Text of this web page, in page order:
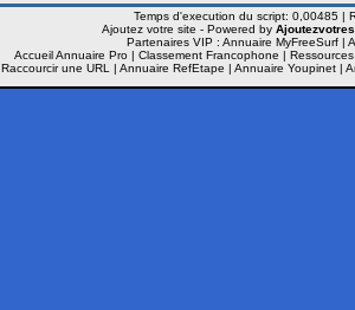
Ajoutez votre site - Powered by
Partenaires VIP : Annuaire MyFreeSurf|
Accueil Annuaire Pro| Classement Francophone |
Raccourcir une URL
| Annuaire RefEtape | Annuaire Youpinet |